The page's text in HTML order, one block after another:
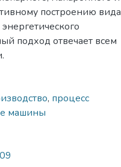
построению вида
подход отвечает всем
, процесс
машины